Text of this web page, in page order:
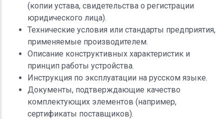
(копии устава, свидетельства о регистрации
юридического лица).
Технические условия или стандарты предприятия,
применяемые производителем.
Описание конструктивных характеристик и
принцип работы устройства.
Инструкция по эксплуатации на русском языке.
Документы, подтверждающие качество
комплектующих элементов (например,
сертификаты поставщиков).